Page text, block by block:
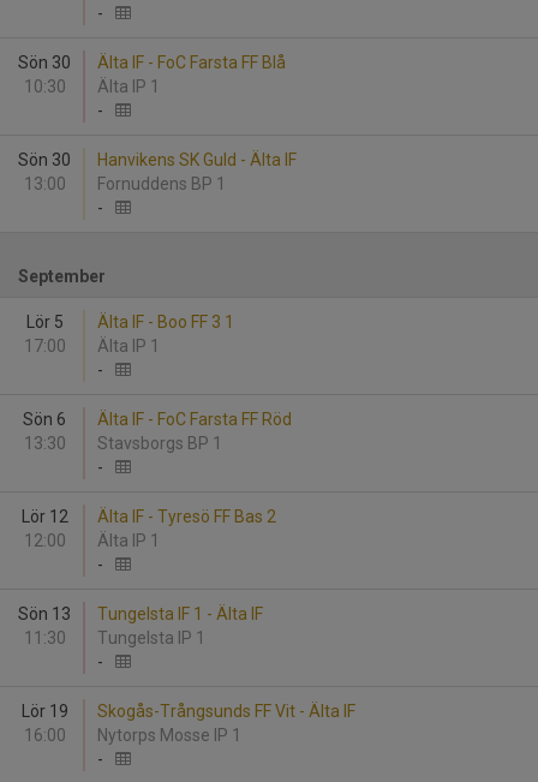
-
Sön 30
10:30
Älta IF - FoC Farsta FF Blå
Älta IP 1
-
Sön 30
13:00
Hanvikens SK Guld - Älta IF
Fornuddens BP 1
-
September
Lör 5
17:00
Älta IF - Boo FF 3 1
Älta IP 1
-
Sön 6
13:30
Älta IF - FoC Farsta FF Röd
Stavsborgs BP 1
-
Lör 12
12:00
Älta IF - Tyresö FF Bas 2
Älta IP 1
-
Sön 13
11:30
Tungelsta IF 1 - Älta IF
Tungelsta IP 1
-
Lör 19
16:00
Skogås-Trångsunds FF Vit - Älta IF
Nytorps Mosse IP 1
-